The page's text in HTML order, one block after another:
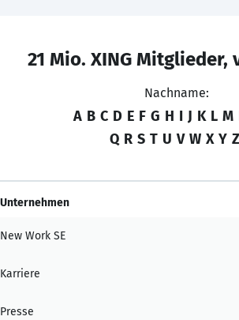
21 Mio. XING Mitglieder,
Nachname:
A B C D E F G H I J K L M
Q R S T U V W X Y Z
Unternehmen
New Work SE
Karriere
Presse